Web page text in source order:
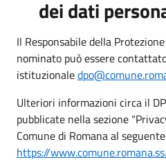
dei dati
Il Responsabile della
nominato può essere
istituzionale
Ulteriori informazioni circa il
pubblicate nella sezione
Comune di Romana al seguente
https://